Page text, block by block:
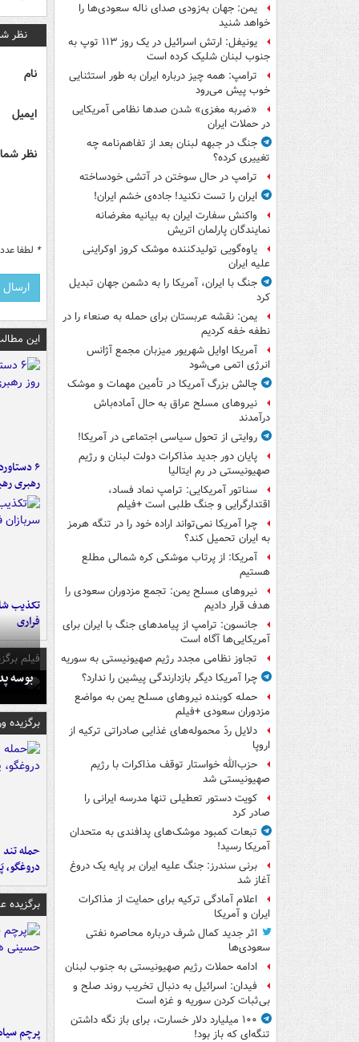
یمن: جهان به‌زودی صدای ناله سعودی‌ها را
خواهد شنید
یونیفل: ارتش اسرائیل در یک روز ۱۱۳ توپ به
جنوب لبنان شلیک کرده است
ترامپ: همه چیز درباره ایران به طور استثنایی
خوب پیش می‌رود
«ضربه مغزی» شدن صدها نظامی آمریکایی
در حملات ایران
جنگ در جبهه لبنان بعد از تفاهم‌نامه چه
تغییری کرده؟
ترامپ در حال سوختن در آتشی خودساخته
ایران را تست نکنید! جاده‌ی خشم ایران!
واکنش سفارت ایران به بیانیه مغرضانه
نمایندگان پارلمان اتریش
یاوه‌گویی تولیدکننده موشک کروز اوکراینی
علیه ایران
جنگ با ایران، آمریکا را به دشمن جهان تبدیل
کرد
یمن: نقشه عربستان برای حمله به صنعاء را در
نطفه خفه کردیم
آمریکا اوایل شهریور میزبان مجمع آژانس
انرژی اتمی می‌شود
چالش بزرگ آمریکا در تأمین مهمات و موشک
نیروهای مسلح عراق به حال آماده‌باش
درآمدند
روایتی از تحول سیاسی اجتماعی در آمریکا!
پایان دور جدید مذاکرات دولت لبنان و رژیم
صهیونیستی در رم ایتالیا
سناتور آمریکایی: ترامپ نماد فساد،
اقتدارگرایی و جنگ طلبی است +فیلم
چرا آمریکا نمی‌تواند اراده خود را در تنگه هرمز
به ایران تحمیل کند؟
آمریکا: از پرتاب موشکی کره شمالی مطلع
هستیم
نیروهای مسلح یمن: تجمع مزدوران سعودی را
هدف قرار دادیم
جانسون: ترامپ از پیامدهای جنگ با ایران برای
آمریکایی‌ها آگاه است
تجاوز نظامی مجدد رژیم صهیونیستی به سوریه
چرا آمریکا دیگر بازدارندگی پیشین را ندارد؟
حمله کوبنده نیروهای مسلح یمن به مواضع
مزدوران سعودی +فیلم
دلایل ردّ محموله‌های غذایی صادراتی ترکیه از
اروپا
حزب‌الله خواستار توقف مذاکرات با رژیم
صهیونیستی شد
کویت دستور تعطیلی تنها مدرسه ایرانی را
صادر کرد
تبعات کمبود موشک‌های پدافندی به متحدان
آمریکا رسید!
برنی سندرز: جنگ علیه ایران بر پایه یک دروغ
آغاز شد
اعلام آمادگی ترکیه برای حمایت از مذاکرات
ایران و آمریکا
اثر جدید کمال شرف درباره محاصره نفتی
سعودی‌ها
ادامه حملات رژیم صهیونیستی به جنوب لبنان
فیدان: اسرائیل به دنبال تخریب روند صلح و
بی‌ثبات کردن سوریه و غزه است
۱۰۰ میلیارد دلار خسارت، برای باز نگه داشتن
تنگه‌ای که باز بود!
نظر
نام
ایمیل
نظر
* لطفا
این
رهبری
تکذیب
فراری
فیلم
بوسه‌
برگزیده
حمله تند
پرچم